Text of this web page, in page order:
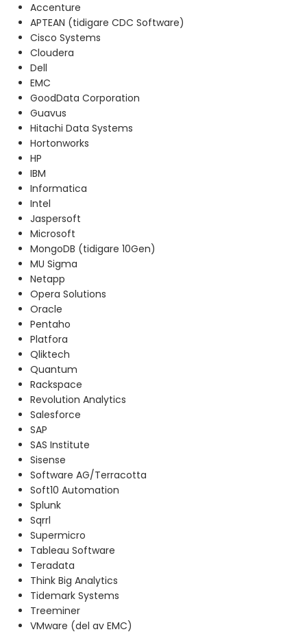
Accenture
APTEAN (tidigare CDC Software)
Cisco Systems
Cloudera
Dell
EMC
GoodData Corporation
Guavus
Hitachi Data Systems
Hortonworks
HP
IBM
Informatica
Intel
Jaspersoft
Microsoft
MongoDB (tidigare 10Gen)
MU Sigma
Netapp
Opera Solutions
Oracle
Pentaho
Platfora
Qliktech
Quantum
Rackspace
Revolution Analytics
Salesforce
SAP
SAS Institute
Sisense
Software AG/Terracotta
Soft10 Automation
Splunk
Sqrrl
Supermicro
Tableau Software
Teradata
Think Big Analytics
Tidemark Systems
Treeminer
VMware (del av EMC)